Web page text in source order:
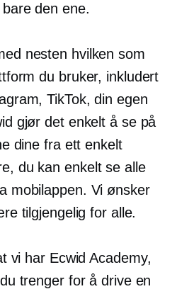
den ene.
nesten hvilken som
du bruker, inkludert
TikTok, din egen
gjør det enkelt å se på
dine fra ett enkelt
du kan enkelt se alle
mobilappen. Vi ønsker
tilgjengelig for alle.
vi har Ecwid Academy,
trenger for å drive en